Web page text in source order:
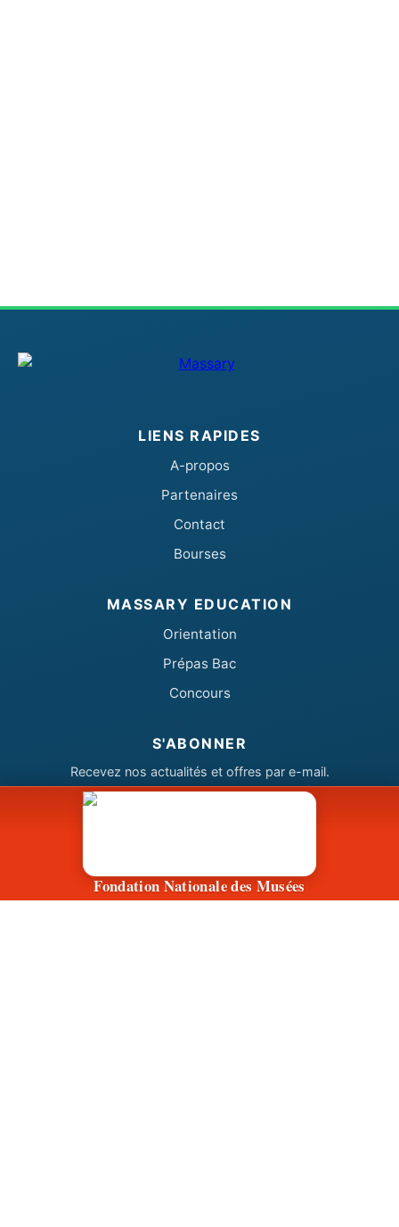
LIENS RAPIDES
A-propos
Partenaires
Contact
Bourses
MASSARY EDUCATION
Orientation
Prépas Bac
Concours
S'ABONNER
Recevez nos actualités et offres par e-mail.
Fondation Nationale des Musées